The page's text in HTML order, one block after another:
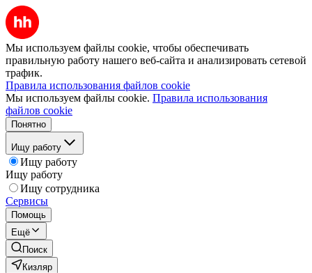
Мы используем файлы cookie, чтобы обеспечивать
правильную работу нашего веб-сайта и анализировать сетевой
трафик.
Правила использования файлов cookie
Мы используем файлы cookie. Правила использования
файлов cookie
Понятно
Ищу работу
Ищу работу
Ищу работу
Ищу сотрудника
Сервисы
Помощь
Ещё
Поиск
Кизляр